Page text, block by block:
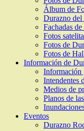
Álbum de
Durazno del
Fachadas
Fotos
Fotos de
Fotos de
Información de
Información
Intendentes
Medios de
Planos de
Eventos
Durazno